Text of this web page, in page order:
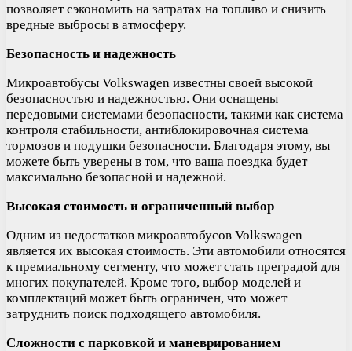
позволяет сэкономить на затратах на топливо и снизить
вредные выбросы в атмосферу.
Безопасность и надежность
Микроавтобусы Volkswagen известны своей высокой
безопасностью и надежностью. Они оснащены
передовыми системами безопасности, такими как система
контроля стабильности, антиблокировочная система
тормозов и подушки безопасности. Благодаря этому, вы
можете быть уверены в том, что ваша поездка будет
максимально безопасной и надежной.
Высокая стоимость и ограниченный выбор
Одним из недостатков микроавтобусов Volkswagen
является их высокая стоимость. Эти автомобили относятся
к премиальному сегменту, что может стать преградой для
многих покупателей. Кроме того, выбор моделей и
комплектаций может быть ограничен, что может
затруднить поиск подходящего автомобиля.
Сложности с парковкой и маневрированием